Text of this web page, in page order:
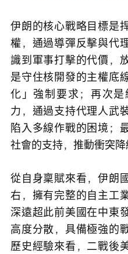
伊朗的核心戰略目標是
權，通過導彈反擊與代
識到軍事打擊的代價，
是守住核開發的主權底
化」強制要求；再次
力，通過支持代理人武
陷入多線作戰的困境；
社會的支持，推動衝突
從自身稟賦來看，伊朗
右，擁有完整的自主工
深遠超此前美國在中東
高度分散，具備極強的
歷史經驗來看，二戰後